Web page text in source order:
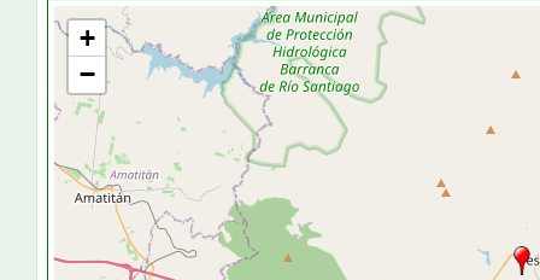
+
−